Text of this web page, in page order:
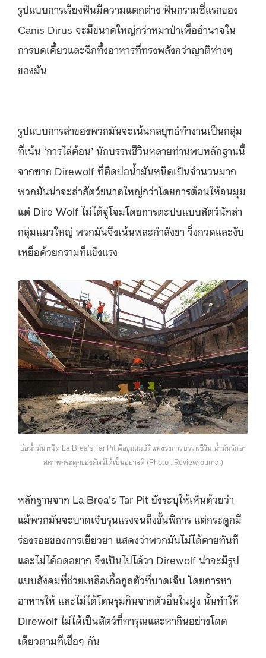
รูปแบบการเรียงฟันมีความแตกต่าง ฟันกรามซี่แรกของ
Canis Dirus จะมีขนาดใหญ่กว่าหมาป่าเพื่ออำนาจใน
การบดเคี้ยวและฉีกทึ้งอาหารที่ทรงพลังกว่าญาติห่างๆ
ของมัน
รูปแบบการล่าของพวกมันจะเน้นกลยุทธ์ทำงานเป็นกลุ่ม
ที่เน้น ‘การไล่ต้อน’ นักบรรพชีวินหลายท่านพบหลักฐานนี้
จากซาก Direwolf ที่ติดบ่อน้ำมันหนืดเป็นจำนวนมาก
พวกมันน่าจะล่าสัตว์ขนาดใหญ่กว่าโดยการต้อนให้จนมุม
แต่ Dire Wolf ไม่ได้จู่โจมโดยการตะปบแบบสัตว์นักล่า
กลุ่มแมวใหญ่ พวกมันจึงเน้นพละกำลังขา วิ่งกวดและงับ
เหยื่อด้วยกรามที่แข็งแรง
บ่อน้ำมันหนืด La Brea’s Tar Pit คือขุมสมบัติแห่งวงการบรรพชีวิน น้ำมันรักษา
สภาพกระดูกของสัตว์ได้เป็นอย่างดี (Photo : Reviewjournal)
หลักฐานจาก La Brea’s Tar Pit ยังระบุให้เห็นด้วยว่า
แม้พวกมันจะบาดเจ็บรุนแรงจนถึงขั้นพิการ แต่กระดูกมี
ร่องรอยของการเยียวยา แสดงว่าพวกมันไม่ได้ตายทันที
และไม่ได้อดอยาก จึงเป็นไปได้วา Direwolf น่าจะมีรูป
แบบสังคมที่ช่วยเหลือเกื้อกูลตัวที่บาดเจ็บ โดยการหา
อาหารให้ และไม่ได้โดนรุมกินจากตัวอื่นในฝูง นั้นทำให้
Direwolf ไม่ได้เป็นสัตว์ที่ทารุณและหากินอย่างโดด
เดียวตามที่เชื่อๆ กัน